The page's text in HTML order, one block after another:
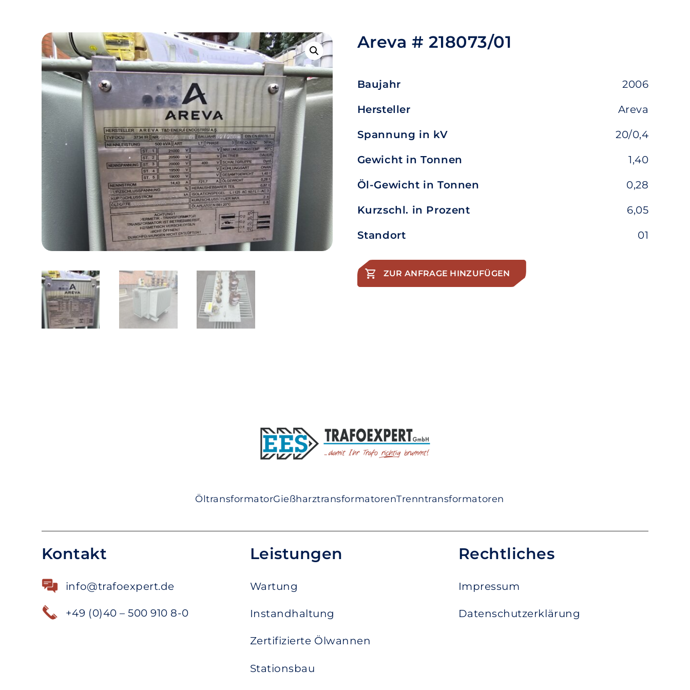
Areva # 218073/01
Baujahr 2006
Hersteller Areva
Spannung in kV 20/0,4
Gewicht in Tonnen 1,40
Öl-Gewicht in Tonnen 0,28
Kurzschl. in Prozent 6,05
Standort 01
ZUR ANFRAGE HINZUFÜGEN
ÖltransformatorGießharztransformatorenTrenntransformatoren
Kontakt
info@trafoexpert.de
+49 (0)40 – 500 910 8-0
Leistungen
Wartung
Instandhaltung
Zertifizierte Ölwannen
Stationsbau
Rechtliches
Impressum
Datenschutzerklärung